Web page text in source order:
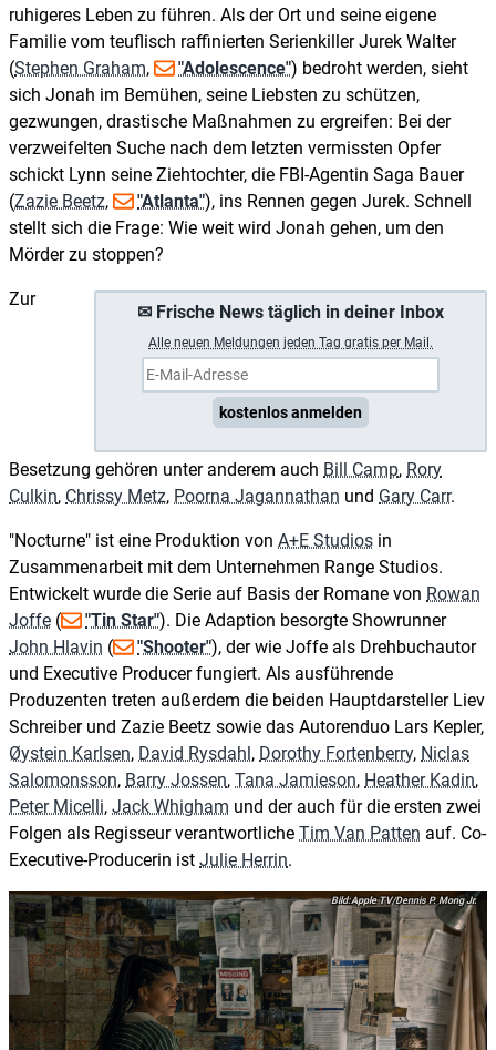
ruhigeres Leben zu führen. Als der Ort und seine eigene
Familie vom teuflisch raffinierten Serienkiller Jurek Walter
(Stephen Graham, "Adolescence") bedroht werden, sieht
sich Jonah im Bemühen, seine Liebsten zu schützen,
gezwungen, drastische Maßnahmen zu ergreifen: Bei der
verzweifelten Suche nach dem letzten vermissten Opfer
schickt Lynn seine Ziehtochter, die FBI-Agentin Saga Bauer
(Zazie Beetz, "Atlanta"), ins Rennen gegen Jurek. Schnell
stellt sich die Frage: Wie weit wird Jonah gehen, um den
Mörder zu stoppen?
✉ Frische News täglich in deiner Inbox
Alle neuen Meldungen jeden Tag gratis per Mail.
kostenlos anmelden
Zur
Besetzung gehören unter anderem auch Bill Camp, Rory
Culkin, Chrissy Metz, Poorna Jagannathan und Gary Carr.
"Nocturne" ist eine Produktion von A+E Studios in
Zusammenarbeit mit dem Unternehmen Range Studios.
Entwickelt wurde die Serie auf Basis der Romane von Rowan
Joffe ( "Tin Star"). Die Adaption besorgte Showrunner
John Hlavin ( "Shooter"), der wie Joffe als Drehbuchautor
und Executive Producer fungiert. Als ausführende
Produzenten treten außerdem die beiden Hauptdarsteller Liev
Schreiber und Zazie Beetz sowie das Autorenduo Lars Kepler,
Øystein Karlsen, David Rysdahl, Dorothy Fortenberry, Niclas
Salomonsson, Barry Jossen, Tana Jamieson, Heather Kadin,
Peter Micelli, Jack Whigham und der auch für die ersten zwei
Folgen als Regisseur verantwortliche Tim Van Patten auf. Co-
Executive-Producerin ist Julie Herrin.
Apple TV/Dennis P. Mong Jr.